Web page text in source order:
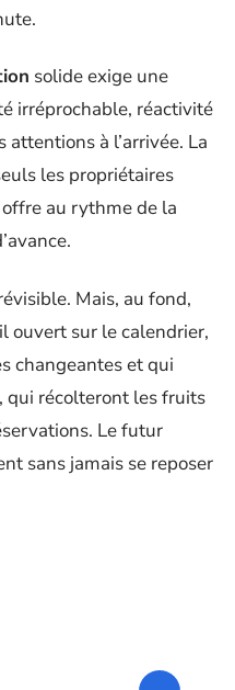
solide exige une
irréprochable, réactivité
à l’arrivée. La
les propriétaires
au rythme de la
Mais, au fond,
ouvert sur le calendrier,
changeantes et qui
qui récolteront les fruits
Le futur
sans jamais se reposer